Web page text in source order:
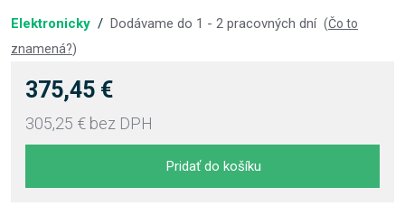
Elektronicky / Dodávame do 1 - 2 pracovných dní (Čo to
znamená?)
375,45 €
305,25 € bez DPH
Pridať do košíku